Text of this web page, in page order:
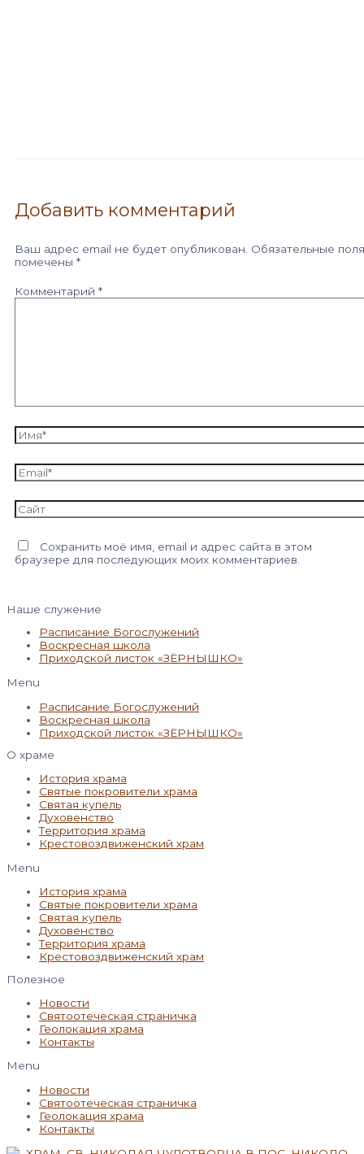
Добавить комментарий
Ваш адрес email не будет опубликован. Обязательные поля
помечены *
Комментарий *
Имя*
Email*
Сайт
Сохранить моё имя, email и адрес сайта в этом
браузере для последующих моих комментариев.
Наше служение
Расписание Богослужений
Воскресная школа
Приходской листок «ЗЁРНЫШКО»
Menu
Расписание Богослужений
Воскресная школа
Приходской листок «ЗЁРНЫШКО»
О храме
История храма
Святые покровители храма
Святая купель
Духовенство
Территория храма
Крестовоздвиженский храм
Menu
История храма
Святые покровители храма
Святая купель
Духовенство
Территория храма
Крестовоздвиженский храм
Полезное
Новости
Святоотеческая страничка
Геолокация храма
Контакты
Menu
Новости
Святоотеческая страничка
Геолокация храма
Контакты